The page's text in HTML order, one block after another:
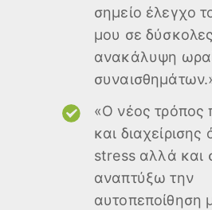
σημείο έλεγχο
μου σε
ανακάλυψη
«Ο νέος τρόπος
και διαχείρισης
stress αλλά και
αναπτύξω την
αυτοπεποίθηση